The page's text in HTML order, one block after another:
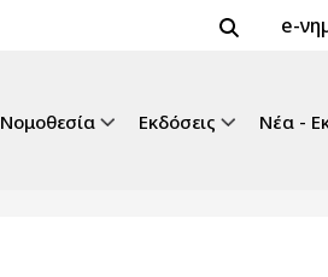
e-
Νομοθεσία Εκδόσεις Νέα -